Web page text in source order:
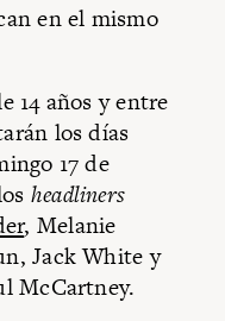
en el mismo
14 años y entre
los días
17 de
headliners
, Melanie
Jack White y
McCartney.